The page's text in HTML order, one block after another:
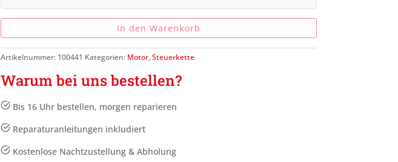
In den Warenkorb
Artikelnummer: 100441 Kategorien: Motor,Steuerkette
Warum bei uns bestellen?
Bis 16 Uhr bestellen, morgen reparieren
Reparaturanleitungen inkludiert
Kostenlose Nachtzustellung & Abholung